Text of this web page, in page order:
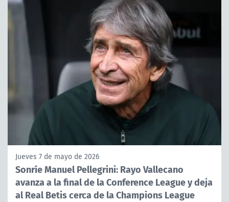
Jueves 7 de mayo de 2026
Sonríe Manuel Pellegrini: Rayo Vallecano
avanza a la final de la Conference League y deja
al Real Betis cerca de la Champions League